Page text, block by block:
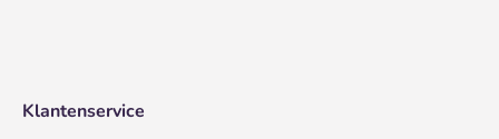
Klantenservice